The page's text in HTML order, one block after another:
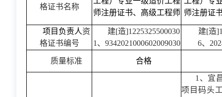
格证书名称
师注册证书、高级工程师 师注册证
项目负责人资
格证书编号
建[造]1225325500030
1、9342021000602009030
建[造
6、
质量标准 合格
1、宜
项目码头